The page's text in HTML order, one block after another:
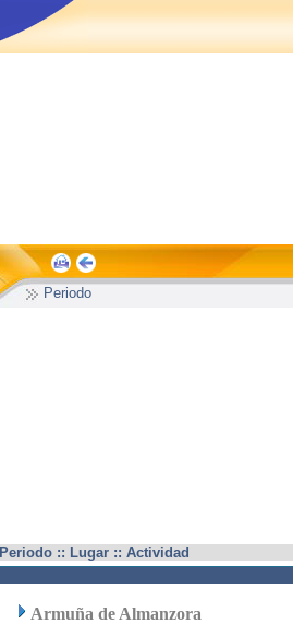
Periodo
Periodo :: Lugar :: Actividad
Armuña de Almanzora